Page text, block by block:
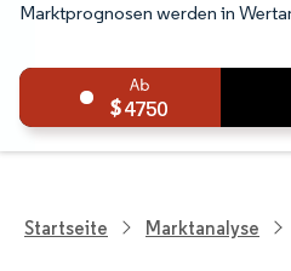
Marktprognosen werden in
4750
Startseite Marktanalyse